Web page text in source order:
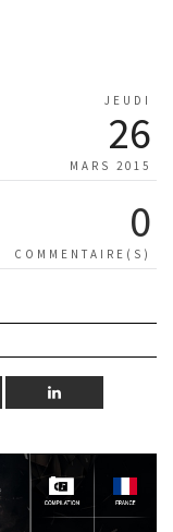
JEUDI
26
MARS 2015
0
COMMENTAIRE(S)